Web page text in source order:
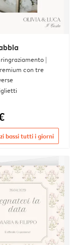
|
con tre
bassi tutti i giorni